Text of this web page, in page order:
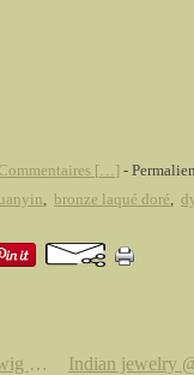
Commentaires [… ] -
, bronze laqué doré,
"Taiwan Calling" @ Ludwig Museum and Műcsarnok